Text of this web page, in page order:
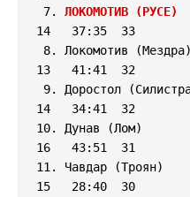
7. ЛОКОМОТИВ (РУСЕ)
14   37:35  33
13   41:41  32
14   34:41  32
10. Дунав (Лом)
16   43:51  31
11. Чавдар
15   28:40  30